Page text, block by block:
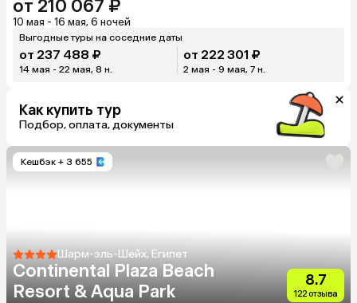
от 210 067 ₽
10 мая - 16 мая, 6 ночей
Выгодные туры на соседние даты
от 237 488 ₽
14 мая - 22 мая, 8 н.
от 222 301 ₽
2 мая - 9 мая, 7 н.
Как купить тур
Подбор, оплата, документы
Кешбэк + 3 655
Шарм-эль-Шейх, Египет
Continental Plaza Beach
Resort & Aqua Park
8.7
122 отзыва